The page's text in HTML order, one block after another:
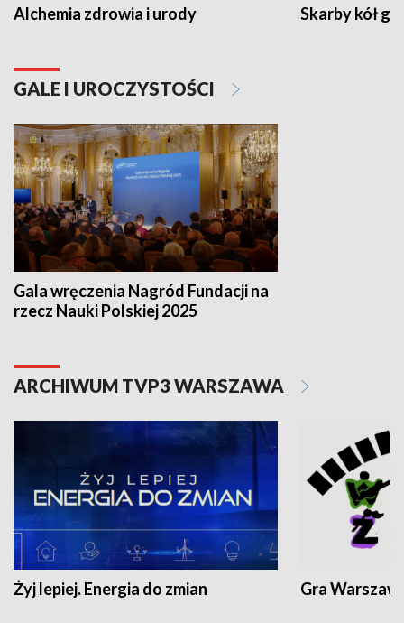
Alchemia zdrowia i urody Skarby kół
GALE I UROCZYSTOŚCI
Gala wręczenia Nagród Fundacji na
rzecz Nauki Polskiej 2025
ARCHIWUM TVP3 WARSZAWA
Żyj lepiej. Energia do zmian Gra